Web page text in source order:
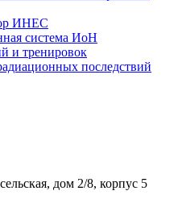
ИНЕС
система ИоН
и тренировок
последствий
дом 2/8, корпус 5